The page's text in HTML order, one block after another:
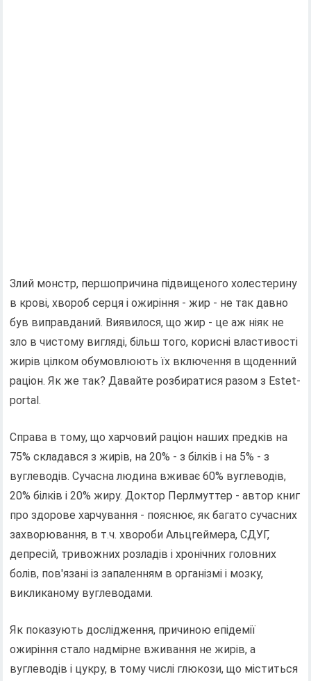
Злий монстр, першопричина підвищеного холестерину
в крові, хвороб серця і ожиріння - жир - не так давно
був виправданий. Виявилося, що жир - це аж ніяк не
зло в чистому вигляді, більш того, корисні властивості
жирів цілком обумовлюють їх включення в щоденний
раціон. Як же так? Давайте розбиратися разом з Estet-
portal.
Справа в тому, що харчовий раціон наших предків на
75% складався з жирів, на 20% - з білків і на 5% - з
вуглеводів. Сучасна людина вживає 60% вуглеводів,
20% білків і 20% жиру. Доктор Перлмуттер - автор книг
про здорове харчування - пояснює, як багато сучасних
захворювання, в т.ч. хвороби Альцгеймера, СДУГ,
депресій, тривожних розладів і хронічних головних
болів, пов'язані із запаленням в організмі і мозку,
викликаному вуглеводами.
Як показують дослідження, причиною епідемії
ожиріння стало надмірне вживання не жирів, а
вуглеводів і цукру, в тому числі глюкози, що міститься